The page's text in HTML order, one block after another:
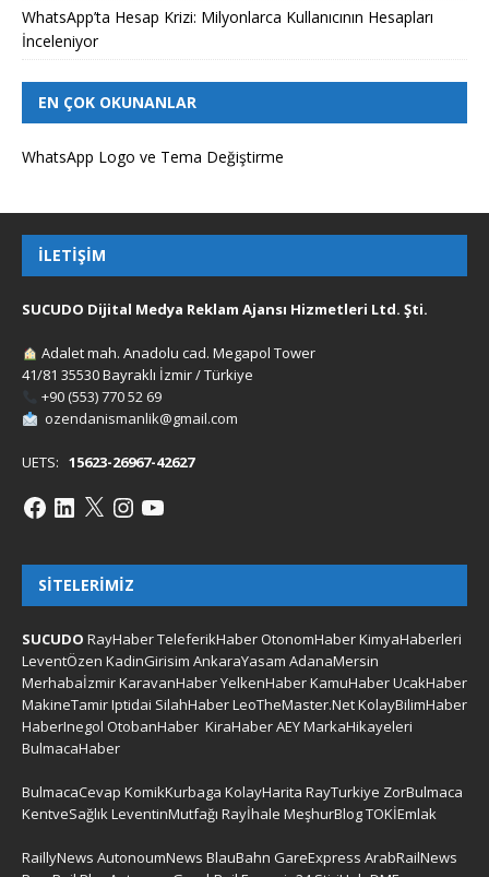
WhatsApp’ta Hesap Krizi: Milyonlarca Kullanıcının Hesapları
İnceleniyor
EN ÇOK OKUNANLAR
WhatsApp Logo ve Tema Değiştirme
İLETIŞIM
SUCUDO Dijital Medya Reklam Ajansı Hizmetleri Ltd. Şti.
Adalet mah. Anadolu cad. Megapol Tower
41/81 35530 Bayraklı İzmir / Türkiye
+90 (553) 770 52 69
ozendanismanlik@gmail.com
UETS: 15623-26967-42627
SITELERIMIZ
SUCUDO RayHaberTeleferikHaber OtonomHaberKimyaHaberleri
LeventÖzen KadinGirisim AnkaraYasam AdanaMersin
MerhabaİzmirKaravanHaberYelkenHaberKamuHaberUcakHaber
MakineTamirIptidai SilahHaberLeoTheMaster.NetKolayBilimHaber
HaberInegol OtobanHaber KiraHaberAEYMarkaHikayeleri
BulmacaHaber
BulmacaCevap KomikKurbaga KolayHarita RayTurkiye ZorBulmaca
KentveSağlıkLeventinMutfağı Rayİhale MeşhurBlogTOKİEmlak
RaillyNews AutonoumNews BlauBahn GareExpress ArabRailNews